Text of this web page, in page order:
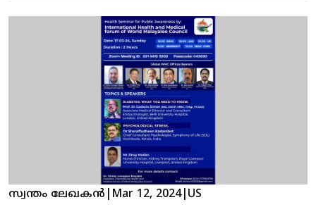
സ്വന്തം ലേഖകൻ Mar 12, 2024| US